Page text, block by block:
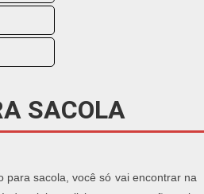
SACOLA
para sacola, você só vai encontrar na